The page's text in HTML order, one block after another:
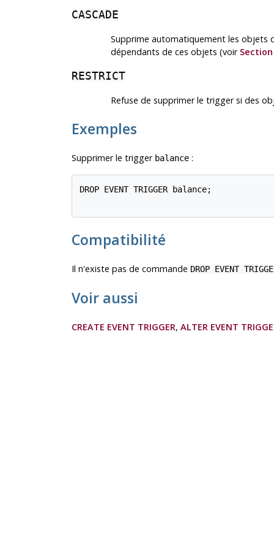
CASCADE
Supprime automatiquement les objets
dépendants de ces objets (voir Section
RESTRICT
Refuse de supprimer le trigger si des
Exemples
Supprimer le trigger balance:
DROP EVENT TRIGGER balance;
Compatibilité
Il n'existe pas de commande DROP EVENT
Voir aussi
CREATE EVENT TRIGGER, ALTER EVENT